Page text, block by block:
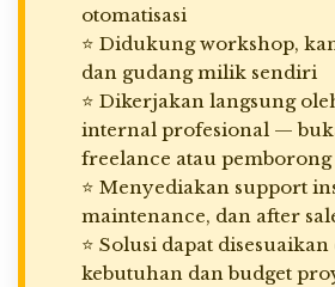
otomatisasi
⭐ Didukung workshop,
dan gudang milik sendiri
⭐ Dikerjakan langsung
internal profesional —
freelance atau pemborong
⭐ Menyediakan support
maintenance, dan after
⭐ Solusi dapat
kebutuhan dan budget